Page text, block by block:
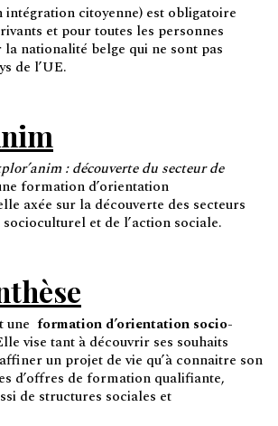
citoyenne) est obligatoire
et pour toutes les personnes
nationalité belge qui ne sont pas
de l’UE.
: découverte du secteur de
formation d’orientation
axée sur la découverte des secteurs
et de l’action sociale.
uneformation d’orientation socio-
vise tant à découvrir ses souhaits
un projet de vie qu’à connaitre son
d’offres de formation qualifiante,
de structures sociales et